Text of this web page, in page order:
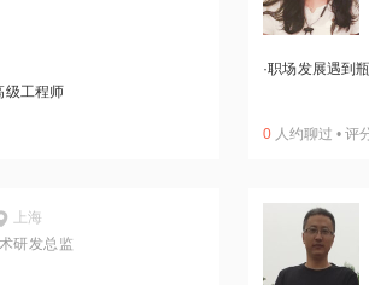
级工程师
·职场发展遇到
0 人约聊过 • 评
上海
研发总监